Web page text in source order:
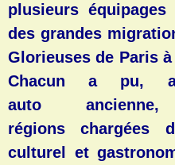
plusieurs
des grandes
Glorieuses de Paris
Chacun a pu,
auto
régions chargées
culturel et